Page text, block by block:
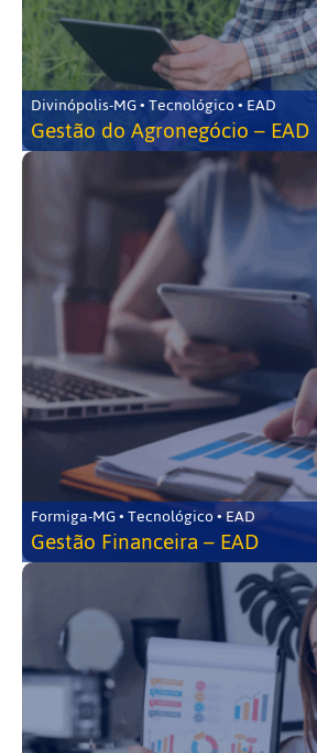
Divinópolis-MG • Tecnológico • EAD
Gestão do Agronegócio – EAD
Formiga-MG • Tecnológico • EAD
Gestão Financeira – EAD